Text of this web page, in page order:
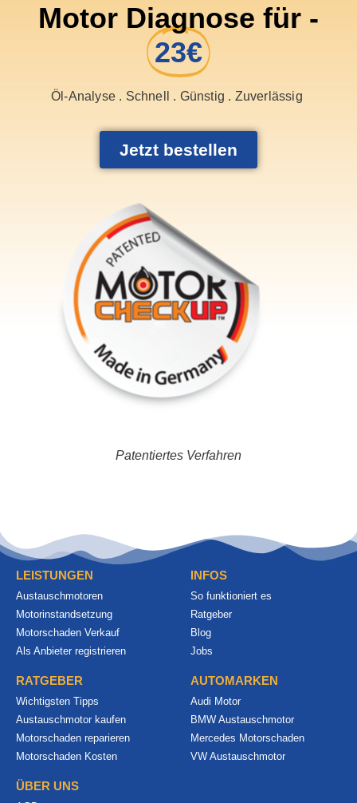
Motor Diagnose für -
23€
Öl-Analyse . Schnell . Günstig . Zuverlässig
Jetzt bestellen
Patentiertes Verfahren
LEISTUNGEN
Austauschmotoren
Motorinstandsetzung
Motorschaden Verkauf
Als Anbieter registrieren
INFOS
So funktioniert es
Ratgeber
Blog
Jobs
RATGEBER
Wichtigsten Tipps
Austauschmotor kaufen
Motorschaden reparieren
Motorschaden Kosten
AUTOMARKEN
Audi Motor
BMW Austauschmotor
Mercedes Motorschaden
VW Austauschmotor
ÜBER UNS